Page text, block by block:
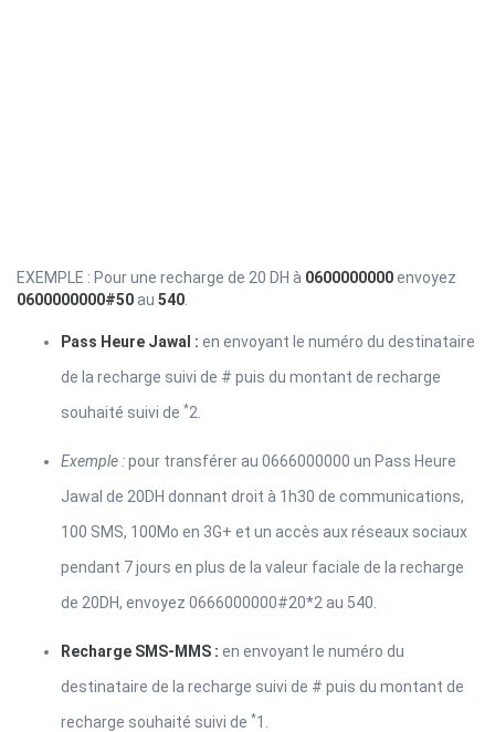
EXEMPLE : Pour une recharge de 20 DH à 0600000000envoyez
0600000000​#50 au 540
Pass Heure Jawal : en envoyant le numéro du destinataire
de la recharge suivi de # puis du montant de recharge
souhaité suivi de *2.
Exemple :pour transférer au 0666000000 un Pass Heure
Jawal de 20DH donnant droit à 1h30 de communications,
100 SMS, 100Mo en 3G+ et un accès aux réseaux sociaux
pendant 7 jours en plus de la valeur faciale de la recharge
de 20DH, envoyez 0666000000#20*2 au 540.
Recharge SMS-MMS : en envoyant le numéro du
destinataire​ de la recharge suivi de # puis du montant de
recharge souhaité suivi de *1.